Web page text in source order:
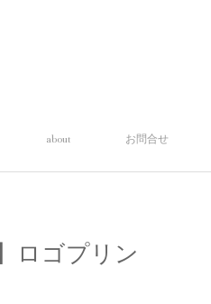
about お問合せ
ロゴプリン